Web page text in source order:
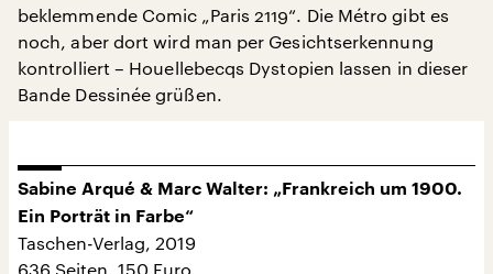
beklemmende Comic „Paris 2119“. Die Métro gibt es
noch, aber dort wird man per Gesichtserkennung
kontrolliert – Houellebecqs Dystopien lassen in dieser
Bande Dessinée grüßen.
Sabine Arqué & Marc Walter: „Frankreich um 1900.
Ein Porträt in Farbe“
Taschen-Verlag, 2019
636 Seiten, 150 Euro